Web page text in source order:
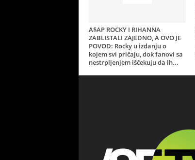
A$AP ROCKY I RIHANNA
ZABLISTALI ZAJEDNO, A OVO JE
POVOD: Rocky u izdanju o
kojem svi pričaju, dok fanovi sa
nestrpljenjem iščekuju da ih...